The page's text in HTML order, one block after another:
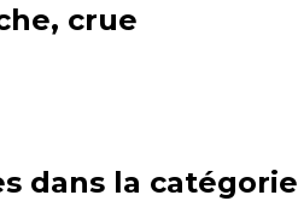
crue
dans la catégorie